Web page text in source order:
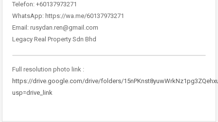
Telefon: +60137973271
WhatsApp: https://wa.me/60137973271
Email: rusydan.ren@gmail.com
Legacy Real Property Sdn Bhd
Full resolution photo link :
https://drive.google.com/drive/folders/
usp=drive_link